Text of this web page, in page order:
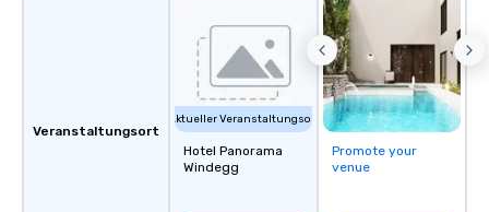
protocols are some of the Limos4
products that bring necessary
flexibility and seamlessness in
today’s fast-paced world.
Veranstaltungsort
Aktueller Veranstaltungsort
Hotel Panorama
Windegg
Promote your
venue